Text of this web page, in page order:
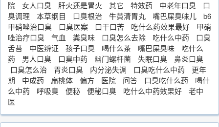
院
女人口臭 肝火还是胃火 其它 特效药 中老年口臭
口
臭调理
本草纲目 口臭根治 牛黄清胃丸 嘴巴屎臭味儿
b6
甲硝唑治口臭
口臭医案 口干口苦 吃什么药效果最好
甲硝
唑治疗口臭
气血 粪臭味 口臭怎么去除 吃什么中药
口臭
舌苔
中医辨证 孩子口臭 喝什么茶 嘴巴屎臭味
吃什么
药
男人口臭 口臭中药 幽门螺杆菌 失眠口臭
鼻炎口臭
口臭怎么治
胃炎口臭 内分泌失调 口臭吃什么中药
更年
期
中成药 扁桃体 偏方 医院 问答 口臭吃什么药
喝什
么中药
呼吸臭 便秘 便秘口臭 吃什么中药效果好
老中
医